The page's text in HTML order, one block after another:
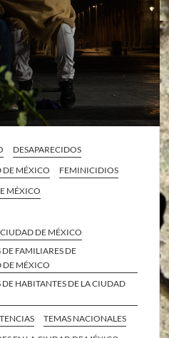
DESAPARECIDOS
DE MÉXICO
FEMINICIDIOS
MÉXICO
CIUDAD DE MÉXICO
FAMILIARES DE
DE MÉXICO
HABITANTES DE LA CIUDAD
TEMAS NACIONALES